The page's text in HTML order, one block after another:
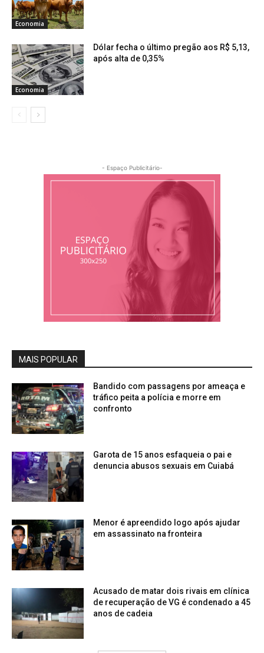
Economia
Economia
Dólar fecha o último pregão aos R$ 5,13,
após alta de 0,35%
- Espaço Publicitário-
MAIS POPULAR
Bandido com passagens por ameaça e
tráfico peita a polícia e morre em
confronto
Garota de 15 anos esfaqueia o pai e
denuncia abusos sexuais em Cuiabá
Menor é apreendido logo após ajudar
em assassinato na fronteira
Acusado de matar dois rivais em clínica
de recuperação de VG é condenado a 45
anos de cadeia